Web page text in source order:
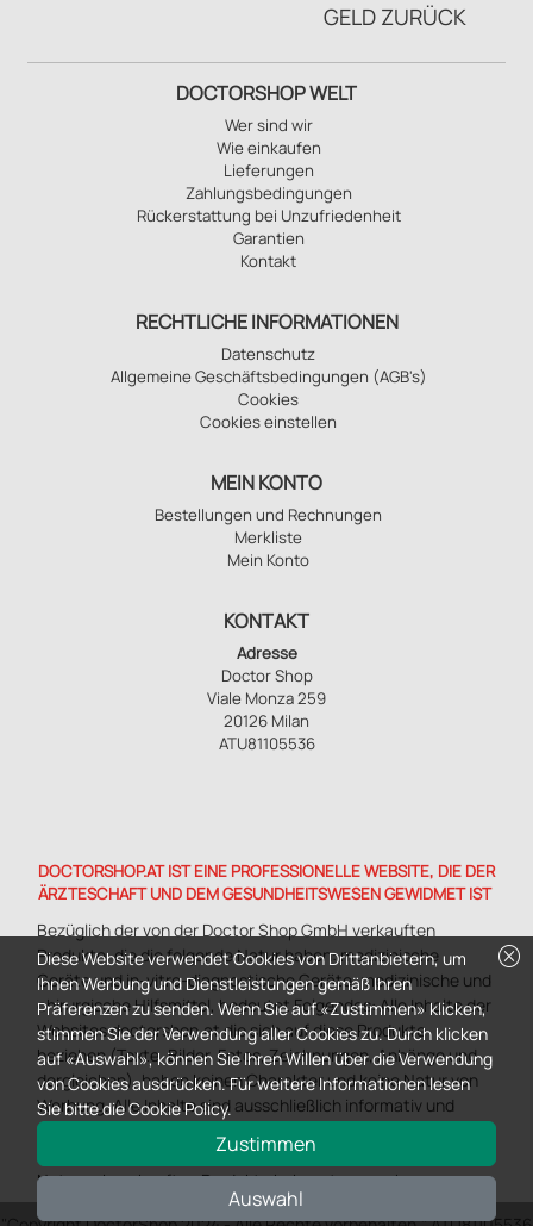
GELD ZURÜCK
DOCTORSHOP WELT
Wer sind wir
Wie einkaufen
Lieferungen
Zahlungsbedingungen
Rückerstattung bei Unzufriedenheit
Garantien
Kontakt
RECHTLICHE INFORMATIONEN
Datenschutz
Allgemeine Geschäftsbedingungen (AGB's)
Cookies
Cookies einstellen
MEIN KONTO
Bestellungen und Rechnungen
Merkliste
Mein Konto
KONTAKT
Adresse
Doctor Shop
Viale Monza 259
20126 Milan
ATU81105536
DOCTORSHOP.AT IST EINE PROFESSIONELLE WEBSITE, DIE DER
ÄRZTESCHAFT UND DEM GESUNDHEITSWESEN GEWIDMET IST
Bezüglich der von der Doctor Shop GmbH verkauften
Produkte, die die folgende Natur haben: medizinische
Geräte und in-vitro-diagnostische Geräte, medizinische und
chirurgische Hilfsmittel, bedeutet Folgendes: Alle Inhalte der
Websites doctorshop.at die sich auf diese Produkte
beziehen (Texte, Bilder, Fotos, Zeichnungen, Anhänge und
dergleichen), haben keinen Charakter und keine Natur von
Werbung. Alle Inhalte sind ausschließlich informativ und
dienen ausschließlich dazu, den Kunden und potenziellen
Kunden in der Prekaufsphase die von Doctorshop über das
Netzwerk verkauften Produkte bekannt zu machen.
cancel
Diese Website verwendet Cookies von Drittanbietern, um
Ihnen Werbung und Dienstleistungen gemäß Ihren
Präferenzen zu senden. Wenn Sie auf «Zustimmen» klicken,
stimmen Sie der Verwendung aller Cookies zu. Durch klicken
auf «Auswahl», können Sie Ihren Willen über die Verwendung
von Cookies ausdrücken. Für weitere Informationen lesen
Sie bitte die Cookie Policy.
Zustimmen
Auswahl